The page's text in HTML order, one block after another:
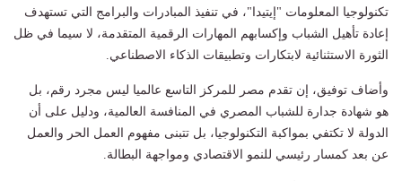
تكنولوجيا المعلومات "إيتيدا"، في تنفيذ المبادرات والبرامج التي تستهدف
إعادة تأهيل الشباب وإكسابهم المهارات الرقمية المتقدمة، لا سيما في ظل
الثورة الاستثنائية لابتكارات وتطبيقات الذكاء الاصطناعي.
وأضاف توفيق، إن تقدم مصر للمركز التاسع عالميا ليس مجرد رقم، بل
هو شهادة جدارة للشباب المصري في المنافسة العالمية، ودليل على أن
الدولة لا تكتفي بمواكبة التكنولوجيا، بل تتبنى مفهوم العمل الحر والعمل
عن بعد كمسار رئيسي للنمو الاقتصادي ومواجهة البطالة.